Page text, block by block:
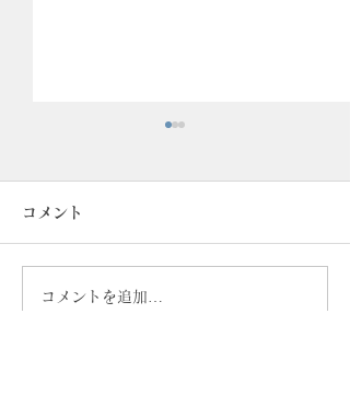
！会期延長！誠品生活日
コメント
コメントを追加…